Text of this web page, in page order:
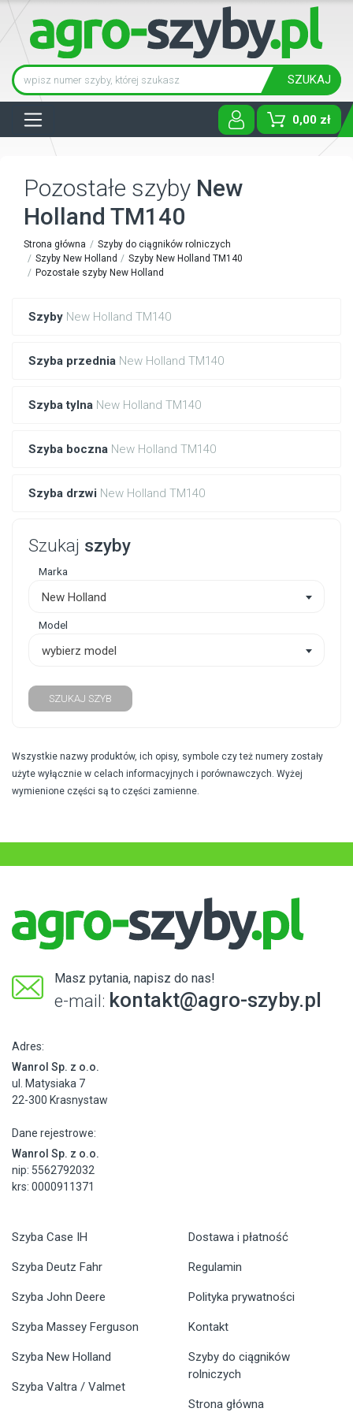
SZUKAJ
0,00 zł
Szyby New Holland TM140
Szyba przednia New Holland TM140
Szyba tylna New Holland TM140
Szyba boczna New Holland TM140
Szyba drzwi New Holland TM140
Szukaj szyby
Marka
New Holland
Model
wybierz model
SZUKAJ SZYB
Pozostałe szyby New
Holland TM140
Strona główna
Szyby do ciągników rolniczych
Szyby New Holland
Szyby New Holland TM140
Pozostałe szyby New Holland
Wszystkie nazwy produktów, ich opisy, symbole czy też numery zostały
użyte wyłącznie w celach informacyjnych i porównawczych. Wyżej
wymienione części są to części zamienne.
Masz pytania, napisz do nas!
e-mail: kontakt@agro-szyby.pl
Adres:
Wanrol Sp. z o.o.
ul. Matysiaka 7
22-300 Krasnystaw
Dane rejestrowe:
Wanrol Sp. z o.o.
nip: 5562792032
krs: 0000911371
Szyba Case IH
Szyba Deutz Fahr
Szyba John Deere
Szyba Massey Ferguson
Szyba New Holland
Szyba Valtra / Valmet
Dostawa i płatność
Regulamin
Polityka prywatności
Kontakt
Szyby do ciągników
rolniczych
Strona główna